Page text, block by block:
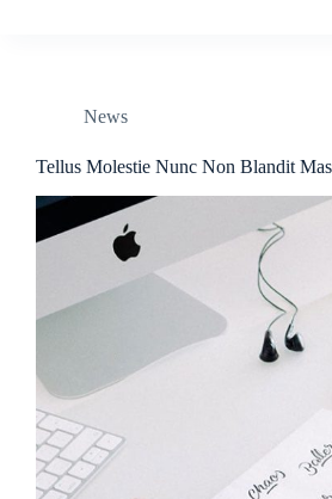
News
Tellus Molestie Nunc Non Blandit